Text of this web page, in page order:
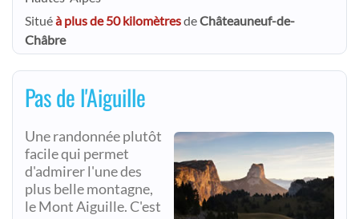
Situéà plus de 50 kilomètresdeChâteauneuf-de-
Châbre
Pas de l'Aiguille
Une randonnée plutôt
facile qui permet
d'admirer l'une des
plus belle montagne,
le Mont Aiguille. C'est